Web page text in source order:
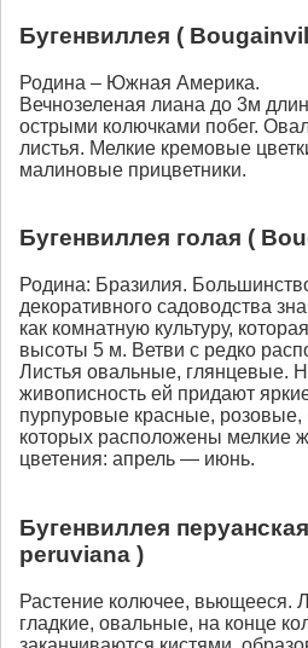
Бугенвиллея (
Родина – Южная Америка.
Вечнозеленая лиана до 3м
острыми колючками побег.
листья. Мелкие кремовые
малиновые прицветники.
Бугенвиллея голая (
Родина: Бразилия.
декоративного садоводства
как комнатную культуру,
высоты 5 м. Ветви с редко
Листья овальные, глянцевые.
живописность ей придают
пурпуровые красные, розовые,
которых расположены мелкие
цветения: апрель — июнь.
Бугенвиллея
peruviana )
Растение колючее, вьющееся.
гладкие, овальные, на конце